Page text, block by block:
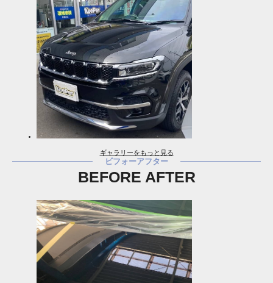
ギャラリーをもっと見る
ビフォーアフター
BEFORE AFTER